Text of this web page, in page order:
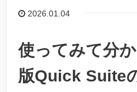
2026.01.04
使ってみて分
版Quick Suite